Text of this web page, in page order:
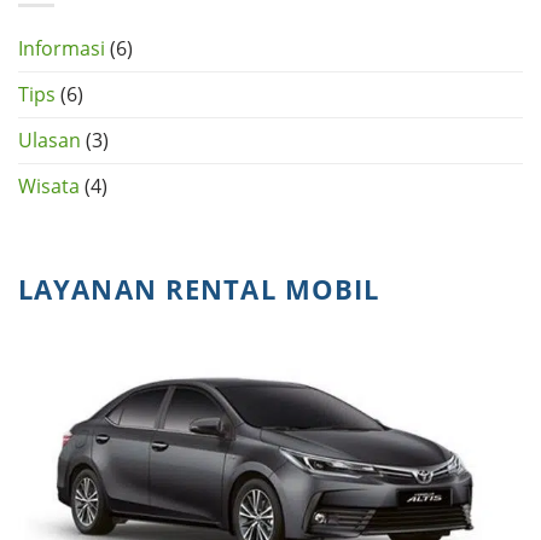
LAYANAN RENTAL MOBIL
Informasi (6)
Tips (6)
Ulasan (3)
Wisata (4)